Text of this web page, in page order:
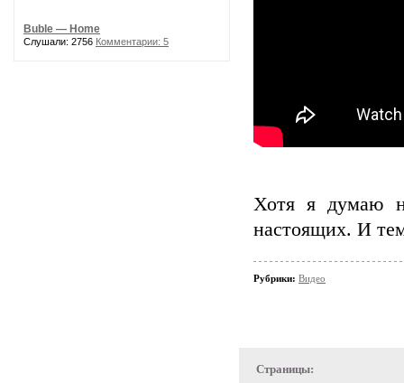
Buble — Home
Слушали: 2756 Комментарии: 5
Хотя я думаю
настоящих. И
Рубрики: Видео
Страницы: